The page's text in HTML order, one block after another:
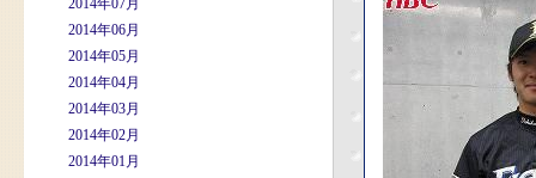
2014年07月
2014年06月
2014年05月
2014年04月
2014年03月
2014年02月
2014年01月